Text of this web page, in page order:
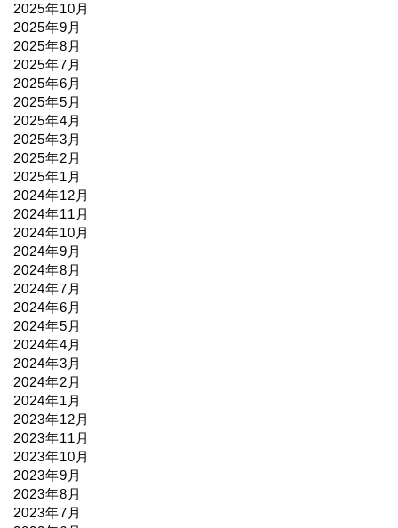
2025年10月
2025年9月
2025年8月
2025年7月
2025年6月
2025年5月
2025年4月
2025年3月
2025年2月
2025年1月
2024年12月
2024年11月
2024年10月
2024年9月
2024年8月
2024年7月
2024年6月
2024年5月
2024年4月
2024年3月
2024年2月
2024年1月
2023年12月
2023年11月
2023年10月
2023年9月
2023年8月
2023年7月